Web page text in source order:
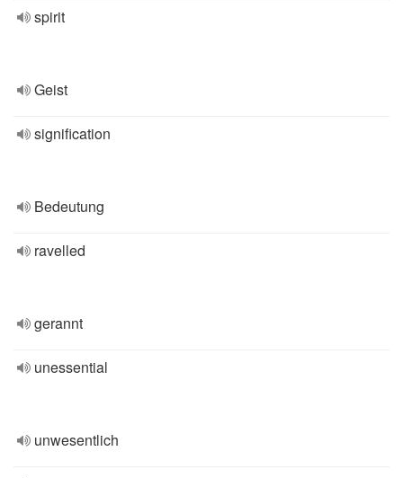
spirit
Geist
signification
Bedeutung
ravelled
gerannt
unessential
unwesentlich